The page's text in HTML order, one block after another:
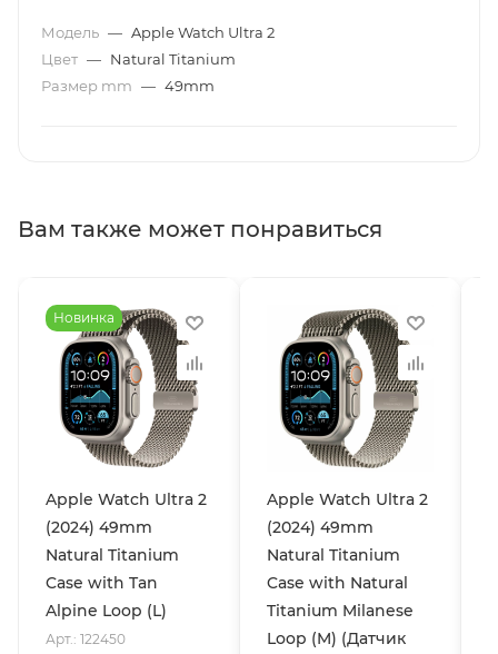
Модель — Apple Watch Ultra 2
Цвет — Natural Titanium
Размер mm — 49mm
Вам также может понравиться
Новинка
Apple Watch Ultra 2
(2024) 49mm
Natural Titanium
Case with Tan
Alpine Loop (L)
Арт.: 122450
Apple Watch Ultra 2
(2024) 49mm
Natural Titanium
Case with Natural
Titanium Milanese
Loop (M) (Датчик